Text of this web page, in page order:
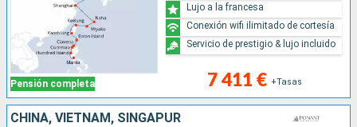
Pensión completa 7 411 € +Tasas
Lujo a la francesa
Conexión wifi ilimitado de cortesía
Servicio de prestigio & lujo incluido
CHINA, VIETNAM, SINGAPUR